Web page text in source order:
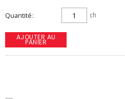
Quantité ch
AJOUTER AU
PANIER